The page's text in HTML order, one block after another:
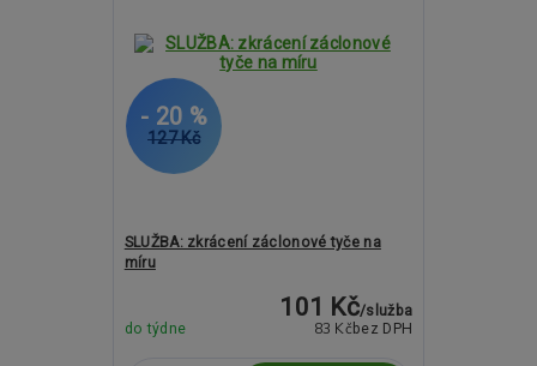
127 Kč
- 20 %
SLUŽBA: zkrácení záclonové tyče na
míru
101 Kč/služba
83 Kč bez DPH
do týdne